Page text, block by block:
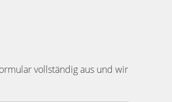
vollständig aus und wir